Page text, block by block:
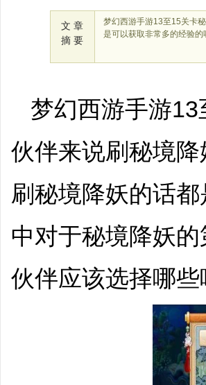
文 章
摘 要
梦幻西游手游13至15关卡
是可以获取非常多的经验
梦幻西游手游
伙伴来说刷秘境
刷秘境降妖的话
中对于秘境降妖
伙伴应该选择哪些